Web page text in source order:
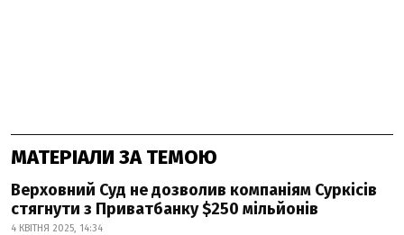
МАТЕРІАЛИ ЗА ТЕМОЮ
Верховний Суд не дозволив компаніям Суркісів
стягнути з Приватбанку $250 мільйонів
4 КВІТНЯ 2025, 14:34